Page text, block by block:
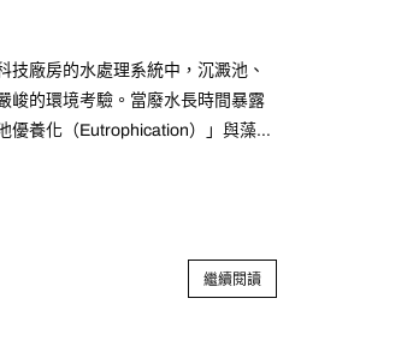
廠房的水處理系統中，沉澱池、
峻的環境考驗。當廢水長時間暴露
優養化（Eutrophication）」與藻類
繼續閱讀